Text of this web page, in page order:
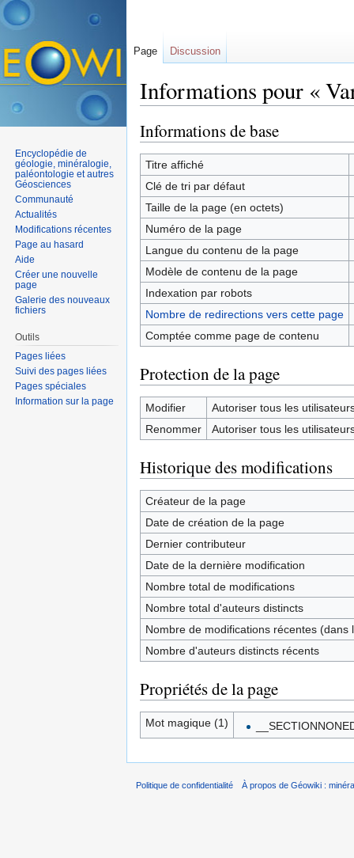
Informations pour «
Informations de base
Titre affiché
Clé de tri par défaut
Taille de la page (en octets)
Numéro de la page
Langue du contenu de la page
Modèle de contenu de la page
Indexation par robots
Nombre de redirections vers cette page
Comptée comme page de contenu
Protection de la page
Modifier
Autoriser tous les
Renommer
Autoriser tous les
Historique des modifications
Créateur de la page
Date de création de la page
Dernier contributeur
Date de la dernière modification
Nombre total de modifications
Nombre total d'auteurs distincts
Nombre de modifications récentes (dans
Nombre d'auteurs distincts récents
Propriétés de la page
Mot magique (1)
Page Discussion
Encyclopédie de
géologie, minéralogie,
paléontologie et autres
Géosciences
Communauté
Actualités
Modifications récentes
Page au hasard
Aide
Créer une nouvelle
page
Galerie des nouveaux
fichiers
Outils
Pages liées
Suivi des pages liées
Pages spéciales
Information sur la page
Politique de confidentialité À propos de Géowiki :